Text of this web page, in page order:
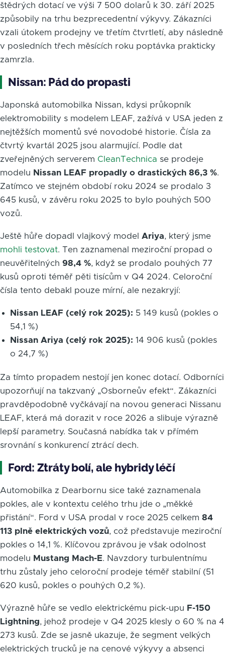
štědrých dotací ve výši 7 500 dolarů k 30. září 2025
způsobily na trhu bezprecedentní výkyvy. Zákazníci
vzali útokem prodejny ve třetím čtvrtletí, aby následně
v posledních třech měsících roku poptávka prakticky
zamrzla.
Nissan: Pád do propasti
Japonská automobilka Nissan, kdysi průkopník
elektromobility s modelem LEAF, zažívá v USA jeden z
nejtěžších momentů své novodobé historie. Čísla za
čtvrtý kvartál 2025 jsou alarmující. Podle dat
zveřejněných serverem CleanTechnica se prodeje
modelu Nissan LEAF propadly o drastických 86,3 %.
Zatímco ve stejném období roku 2024 se prodalo 3
645 kusů, v závěru roku 2025 to bylo pouhých 500
vozů.
Ještě hůře dopadl vlajkový model Ariya, který jsme
mohli testovat. Ten zaznamenal meziroční propad o
neuvěřitelných 98,4 %, když se prodalo pouhých 77
kusů oproti téměř pěti tisícům v Q4 2024. Celoroční
čísla tento debakl pouze mírní, ale nezakryjí:
Nissan LEAF (celý rok 2025): 5 149 kusů (pokles o
54,1 %)
Nissan Ariya (celý rok 2025): 14 906 kusů (pokles
o 24,7 %)
Za tímto propadem nestojí jen konec dotací. Odborníci
upozorňují na takzvaný „Osborneův efekt“. Zákazníci
pravděpodobně vyčkávají na novou generaci Nissanu
LEAF, která má dorazit v roce 2026 a slibuje výrazně
lepší parametry. Současná nabídka tak v přímém
srovnání s konkurencí ztrácí dech.
Ford: Ztráty bolí, ale hybridy léčí
Automobilka z Dearbornu sice také zaznamenala
pokles, ale v kontextu celého trhu jde o „měkké
přistání“. Ford v USA prodal v roce 2025 celkem 84
113 plně elektrických vozů, což představuje meziroční
pokles o 14,1 %. Klíčovou zprávou je však odolnost
modelu Mustang Mach-E. Navzdory turbulentnímu
trhu zůstaly jeho celoroční prodeje téměř stabilní (51
620 kusů, pokles o pouhých 0,2 %).
Výrazně hůře se vedlo elektrickému pick-upu F-150
Lightning, jehož prodeje v Q4 2025 klesly o 60 % na 4
273 kusů. Zde se jasně ukazuje, že segment velkých
elektrických trucků je na cenové výkyvy a absenci